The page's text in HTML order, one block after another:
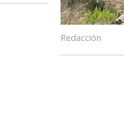
Redacción